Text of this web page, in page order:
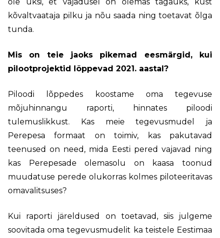
kõvaltvaataja pilku ja nõu saada ning toetavat õlga
tunda.
Mis on teie jaoks pikemad eesmärgid, kui
pilootprojektid lõppevad 2021. aastal?
Piloodi lõppedes koostame oma tegevuse
mõjuhinnangu raporti, hinnates piloodi
tulemuslikkust. Kas meie tegevusmudel ja
Perepesa formaat on toimiv, kas pakutavad
teenused on need, mida Eesti pered vajavad ning
kas Perepesade olemasolu on kaasa toonud
muudatuse perede olukorras kolmes piloteeritavas
omavalitsuses?
Kui raporti järeldused on toetavad, siis julgeme
soovitada oma tegevusmudelit ka teistele Eestimaa